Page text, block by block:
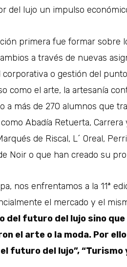
del lujo un impulso
primera fue formar sobre
a través de nuevas
corporativa o gestión del
como el arte, la artesanía
a más de 270 alumnos que
Abadía Retuerta,
de Riscal, L´ Oreal,
Noir o que han creado su
nos enfrentamos a la 11ª
el mercado y el
del futuro del lujo sino
el arte o la moda. Por
futuro del lujo”,